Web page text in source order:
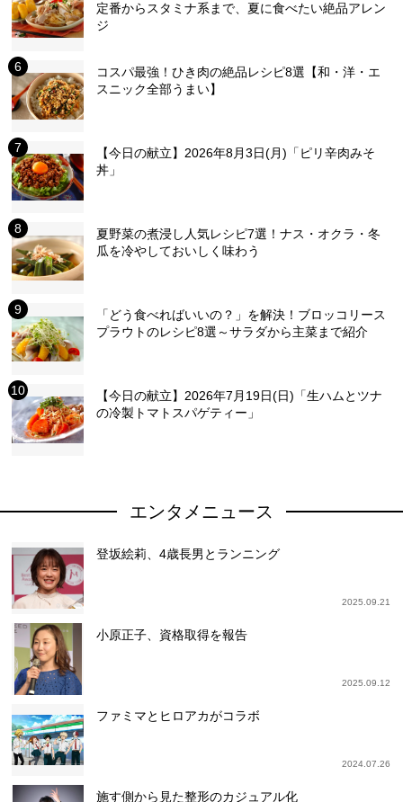
定番からスタミナ系まで、夏に食べたい絶品アレン
ジ
コスパ最強！ひき肉の絶品レシピ8選【和・洋・エ
スニック全部うまい】
【今日の献立】2026年8月3日(月)「ピリ辛肉みそ
丼」
夏野菜の煮浸し人気レシピ7選！ナス・オクラ・冬
瓜を冷やしておいしく味わう
「どう食べればいいの？」を解決！ブロッコリース
プラウトのレシピ8選～サラダから主菜まで紹介
【今日の献立】2026年7月19日(日)「生ハムとツナ
の冷製トマトスパゲティー」
エンタメニュース
登坂絵莉、4歳長男とランニング
2025.09.21
小原正子、資格取得を報告
2025.09.12
ファミマとヒロアカがコラボ
2024.07.26
施す側から見た整形のカジュアル化